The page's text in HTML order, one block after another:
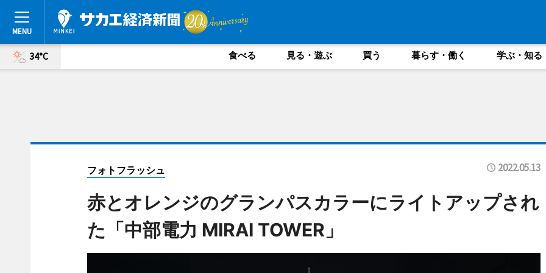
34°C 食べる 見る・遊ぶ 買う 暮らす・働く 学ぶ・知る
フォトフラッシュ 2022.05.13
赤とオレンジのグランパスカラーにライトアップされ
た「中部電力 MIRAI TOWER」